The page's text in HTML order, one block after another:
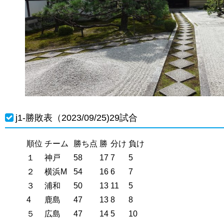
j1-勝敗表（2023/09/25)29試合
順位 チーム 勝ち点 勝 分け 負け
１
神戸 58 17 7
5
２
横浜M 54 16 6
7
３
浦和 50 13 11
5
4
鹿島 47 13 8
8
５
広島 47 14 5
10